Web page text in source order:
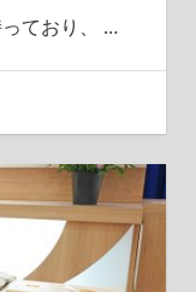
ており、 …